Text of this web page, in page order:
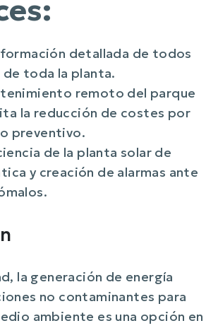
detallada de todos
toda la planta.
remoto del parque
la reducción de costes por
preventivo.
de la planta solar de
y creación de alarmas ante
la generación de energía
no contaminantes para
ambiente es una opción en